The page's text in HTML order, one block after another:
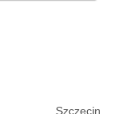
Szczecin